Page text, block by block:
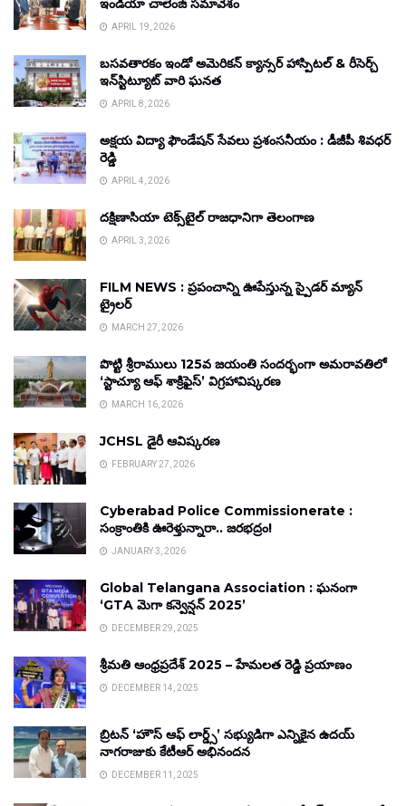
ఇండియా చాలెంజ్ సమావేశం
APRIL 19, 2026
బసవతారకం ఇండో అమెరికన్ క్యాన్సర్ హాస్పిటల్ & రీసెర్చ్
ఇన్‌స్టిట్యూట్ వారి ఘనత
APRIL 8, 2026
అక్షయ విద్యా ఫౌండేషన్ సేవలు ప్రశంసనీయం : డీజీపీ శివధర్
రెడ్డి
APRIL 4, 2026
దక్షిణాసియా టెక్స్‌టైల్ రాజధానిగా తెలంగాణ
APRIL 3, 2026
FILM NEWS : ప్రపంచాన్ని ఊపేస్తున్న స్పైడర్ మ్యాన్
ట్రైలర్
MARCH 27, 2026
పొట్టి శ్రీరాములు 125వ జయంతి సందర్భంగా అమరావతిలో
‘స్టాచ్యూ ఆఫ్ శాక్రిఫైస్’ విగ్రహావిష్కరణ
MARCH 16, 2026
JCHSL డైరీ ఆవిష్కరణ
FEBRUARY 27, 2026
Cyberabad Police Commissionerate :
సంక్రాంతికి ఊరెళ్తున్నారా.. జరభద్రం!
JANUARY 3, 2026
Global Telangana Association : ఘనంగా
‘GTA మెగా కన్వెన్షన్ 2025’
DECEMBER 29, 2025
శ్రీమతి ఆంధ్రప్రదేశ్ 2025 – హేమలత రెడ్డి ప్రయాణం
DECEMBER 14, 2025
బ్రిటన్ ‘హౌస్ ఆఫ్ లార్డ్స్’ సభ్యుడిగా ఎన్నికైన ఉదయ్
నాగరాజుకు కేటీఆర్ అభినందన
DECEMBER 11, 2025